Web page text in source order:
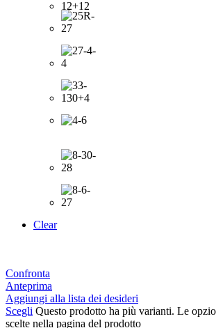
Clear
Confronta
Anteprima
Aggiungi alla lista dei desideri
Scegli Questo prodotto ha più varianti. Le
scelte nella pagina del prodotto